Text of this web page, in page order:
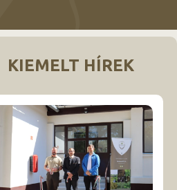
KIEMELT HÍREK